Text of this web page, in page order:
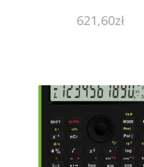
621,60zł